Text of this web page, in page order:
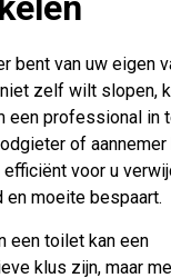
bent van uw eigen
zelf wilt slopen,
een professional in
of
voor u
en moeite bespaart.
een toilet kan een
klus zijn, maar